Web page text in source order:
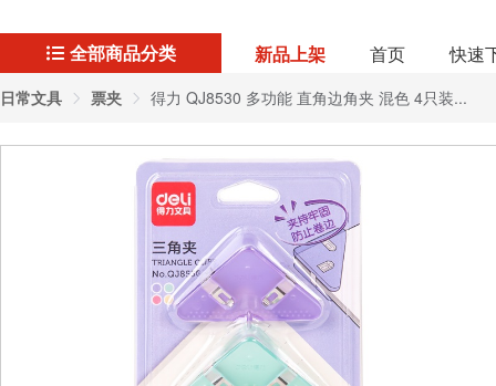
全部商品分类 新品上架 首页 快速
日常文具 票夹 得力 QJ8530 多功能 直角边角夹 混色 4只装...